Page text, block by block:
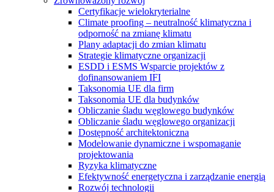
Certyfikacje wielokryterialne
Climate proofing – neutralność klimatyczna i
odporność na zmianę klimatu
Plany adaptacji do zmian klimatu
Strategie klimatyczne organizacji
ESDD i ESMS Wsparcie projektów z
dofinansowaniem IFI
Taksonomia UE dla firm
Taksonomia UE dla budynków
Obliczanie śladu węglowego budynków
Obliczanie śladu węglowego organizacji
Dostępność architektoniczna
Modelowanie dynamiczne i wspomaganie
projektowania
Ryzyka klimatyczne
Efektywność energetyczna i zarządzanie energią
Rozwój technologii